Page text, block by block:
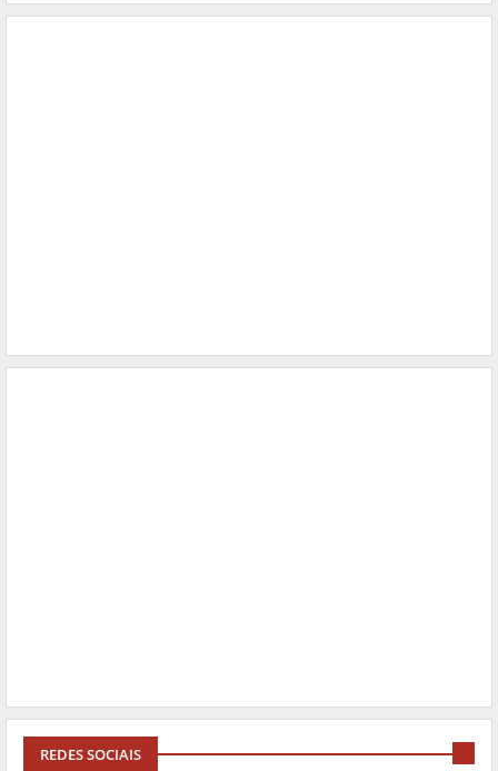
REDES SOCIAIS